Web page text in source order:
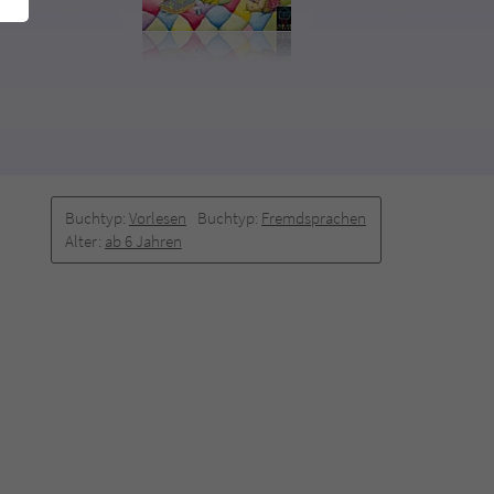
Buchtyp: Vorlesen Buchtyp: Fremdsprachen
Alter: ab 6 Jahren